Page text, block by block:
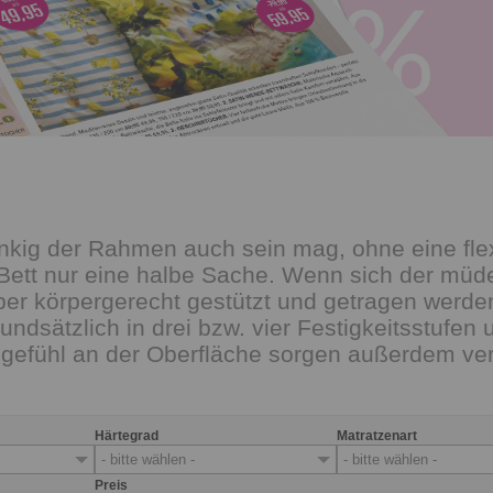
der Rahmen auch sein mag, ohne eine
nur eine halbe Sache. Wenn sich der
körpergerecht gestützt und getragen
in drei bzw. vier Festigkeitsstufen
an der Oberfläche sorgen außerdem
Härtegrad
- bitte wählen -
Matratzenart
- bitte wählen -
Preis